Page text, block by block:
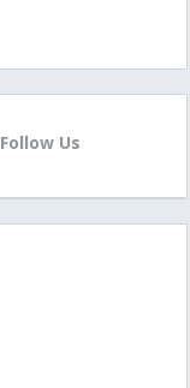
Follow Us